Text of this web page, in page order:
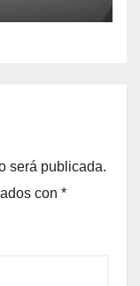
será publicada.
con *